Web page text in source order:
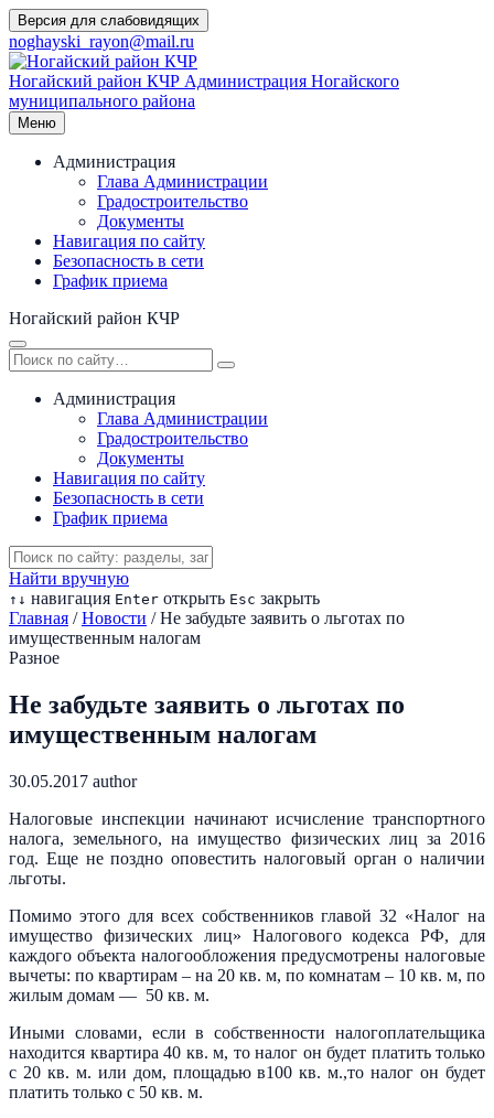
Перейти
к
содержимому
Версия для слабовидящих
noghayski_rayon@mail.ru
Ногайский район КЧР Администрация Ногайского
муниципального района
Меню
Администрация
Глава Администрации
Градостроительство
Документы
Навигация по сайту
Безопасность в сети
График приема
Ногайский район КЧР
Администрация
Глава Администрации
Градостроительство
Документы
Навигация по сайту
Безопасность в сети
График приема
Найти вручную
↑ ↓ навигация Enter открыть Esc закрыть
Главная / Новости / Не забудьте заявить о льготах по
имущественным налогам
Разное
Не забудьте заявить о льготах по
имущественным налогам
30.05.2017 author
Налоговые инспекции начинают исчисление транспортного
налога, земельного, на имущество физических лиц за 2016
год. Еще не поздно оповестить налоговый орган о наличии
льготы.
Помимо этого для всех собственников главой 32 «Налог на
имущество физических лиц» Налогового кодекса РФ, для
каждого объекта налогообложения предусмотрены налоговые
вычеты: по квартирам – на 20 кв. м, по комнатам – 10 кв. м, по
жилым домам — 50 кв. м.
Иными словами, если в собственности налогоплательщика
находится квартира 40 кв. м, то налог он будет платить только
с 20 кв. м. или дом, площадью в100 кв. м.,то налог он будет
платить только с 50 кв. м.